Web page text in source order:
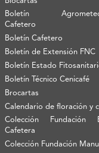
Boletín
Cafetero
Boletín Cafetero
Boletín de Extensión FNC
Boletín Estado
Boletín Técnico Cenicafé
Brocartas
Calendario de floración y
Colección Fundación
Cafetera
Colección Fundación